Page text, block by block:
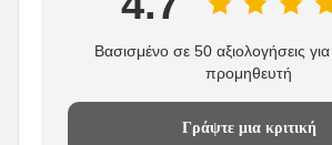
Βασισμένο σε 50 αξιολογήσεις
προμηθευτή
Γράψτε μια κριτική